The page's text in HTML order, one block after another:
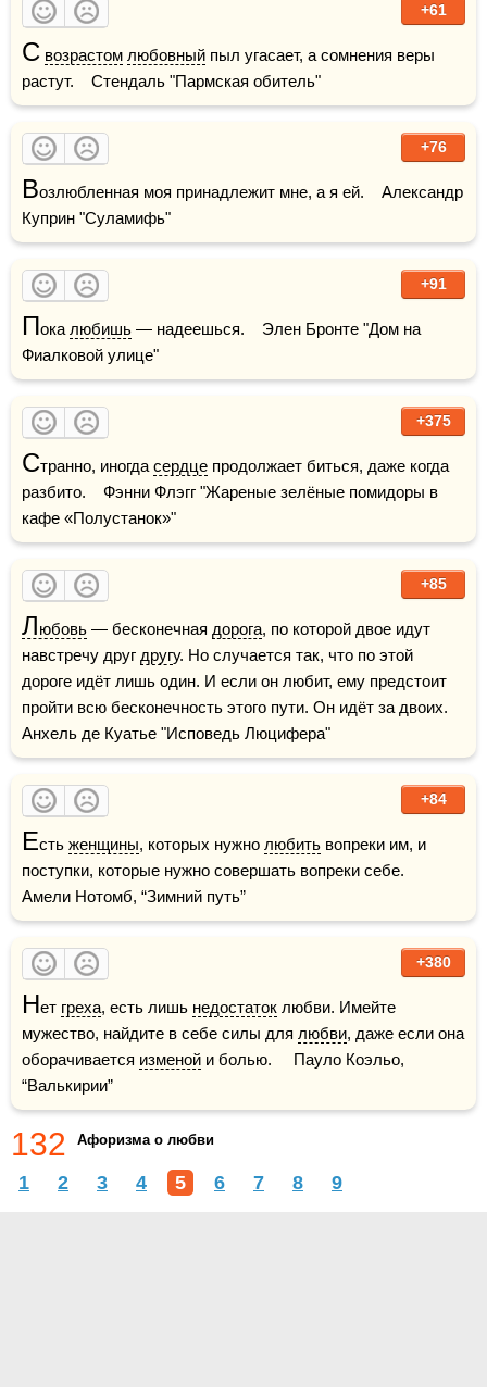
+61
С возрастом любовный пыл угасает, а сомнения веры
растут.    Стендаль "Пармская обитель"
+76
Возлюбленная моя принадлежит мне, а я ей.    Александр
Куприн "Суламифь"
+91
Пока любишь — надеешься.    Элен Бронте "Дом на
Фиалковой улице"
+375
Странно, иногда сердце продолжает биться, даже когда
разбито.    Фэнни Флэгг "Жареные зелёные помидоры в
кафе «Полустанок»"
+85
Любовь — бесконечная дорога, по которой двое идут
навстречу друг другу. Но случается так, что по этой
дороге идёт лишь один. И если он любит, ему предстоит
пройти всю бесконечность этого пути. Он идёт за двоих.
Анхель де Куатье "Исповедь Люцифера"
+84
Есть женщины, которых нужно любить вопреки им, и
поступки, которые нужно совершать вопреки себе.
Амели Нотомб, “Зимний путь”
+380
Нет греха, есть лишь недостаток любви. Имейте
мужество, найдите в себе силы для любви, даже если она
оборачивается изменой и болью.     Пауло Коэльо,
“Валькирии”
132 Афоризма о любви
1 2 3 4 5 6 7 8 9